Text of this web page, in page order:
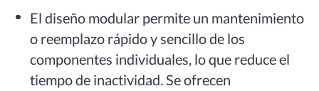
El diseño modular permite un mantenimiento
o reemplazo rápido y sencillo de los
componentes individuales, lo que reduce el
tiempo de inactividad. Se ofrecen